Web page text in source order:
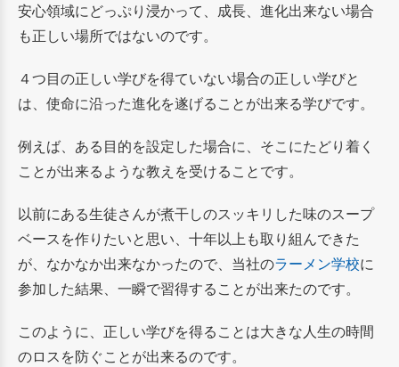
安心領域にどっぷり浸かって、成長、進化出来ない場合
も正しい場所ではないのです。
４つ目の正しい学びを得ていない場合の正しい学びと
は、使命に沿った進化を遂げることが出来る学びです。
例えば、ある目的を設定した場合に、そこにたどり着く
ことが出来るような教えを受けることです。
以前にある生徒さんが煮干しのスッキリした味のスープ
ベースを作りたいと思い、十年以上も取り組んできた
が、なかなか出来なかったので、当社のラーメン学校に
参加した結果、一瞬で習得することが出来たのです。
このように、正しい学びを得ることは大きな人生の時間
のロスを防ぐことが出来るのです。